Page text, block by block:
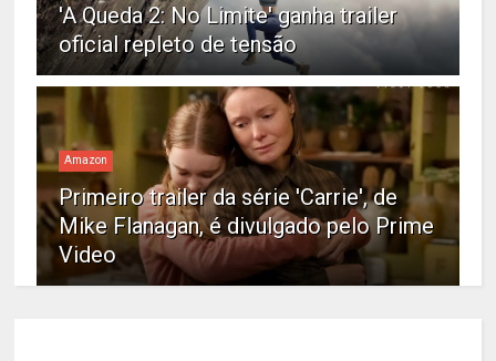
'A Queda 2: No Limite' ganha trailer
oficial repleto de tensão
Amazon
Primeiro trailer da série 'Carrie', de
Mike Flanagan, é divulgado pelo Prime
Video